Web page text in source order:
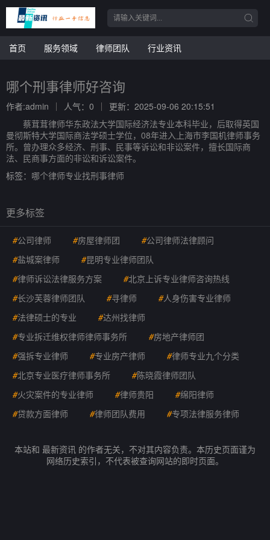
首页 服务领域 律师团队 行业资讯
哪个刑事律师好咨询
作者:admin 人气：0
更新：2025-09-06 20:15:51
蔡茸茸律师华东政法大学国际经济法专业本科毕业，后取得英国
曼彻斯特大学国际商法学硕士学位，08年进入上海市李国机律师事务
所。曾办理众多经济、刑事、民事等诉讼和非讼案件，擅长国际商
法、民商事方面的非讼和诉讼案件。
标签： 哪个律师专业找刑事律师
更多标签
#公司律师 #房屋律师团 #公司律师法律顾问
#盐城案律师 #昆明专业律师团队
#律师诉讼法律服务方案 #北京上诉专业律师咨询热线
#长沙芙蓉律师团队 #寻律师 #人身伤害专业律师
#法律硕士的专业 #达州找律师
#专业拆迁维权律师律师事务所 #房地产律师团
#强拆专业律师 #专业房产律师 #律师专业九个分类
#北京专业医疗律师事务所 #陈晓霞律师团队
#火灾案件的专业律师 #律师贵阳 #绵阳律师
#贷款方面律师 #律师团队费用 #专项法律服务律师
本站和 最新资讯 的作者无关，不对其内容负责。本历史页面谨为
网络历史索引，不代表被查询网站的即时页面。